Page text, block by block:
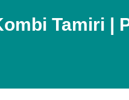
Tamiri |